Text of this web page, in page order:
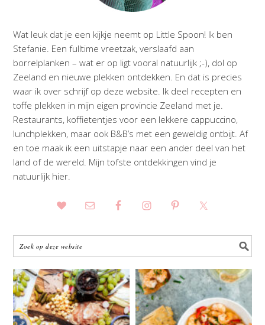
Wat leuk dat je een kijkje neemt op Little Spoon! Ik ben
Stefanie. Een fulltime vreetzak, verslaafd aan
borrelplanken – wat er op ligt vooral natuurlijk ;-), dol op
Zeeland en nieuwe plekken ontdekken. En dat is precies
waar ik over schrijf op deze website. Ik deel recepten en
toffe plekken in mijn eigen provincie Zeeland met je.
Restaurants, koffietentjes voor een lekkere cappuccino,
lunchplekken, maar ook B&B’s met een geweldig ontbijt. Af
en toe maak ik een uitstapje naar een ander deel van het
land of de wereld. Mijn tofste ontdekkingen vind je
natuurlijk hier.